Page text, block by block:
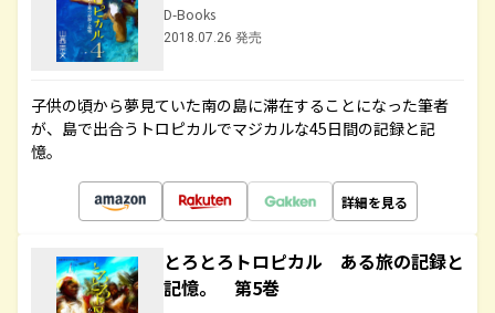
D-Books
2018.07.26 発売
子供の頃から夢見ていた南の島に滞在することになった筆者
が、島で出合うトロピカルでマジカルな45日間の記録と記
憶。
詳細を見る
とろとろトロピカル ある旅の記録と
記憶。 第5巻